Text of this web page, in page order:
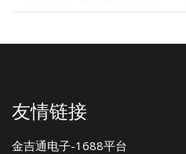
友情链接
金吉通电子-1688平台